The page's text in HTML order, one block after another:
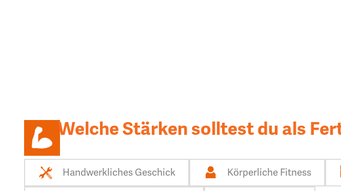
Welche Stärken solltest du als
Handwerkliches Geschick Körperliche Fitness